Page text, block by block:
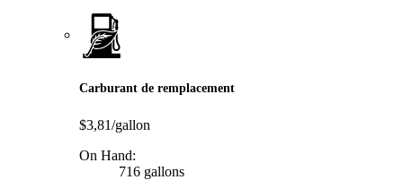
Carburant de remplacement
$3,81/gallon
On Hand:
716 gallons